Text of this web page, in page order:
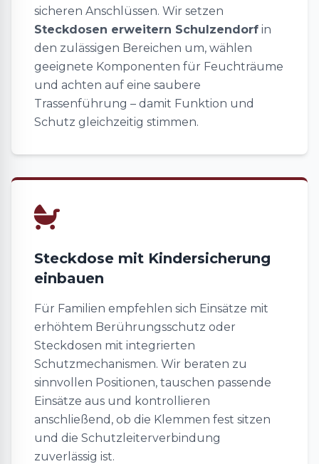
sicheren Anschlüssen. Wir setzen
Steckdosen erweitern Schulzendorf in
den zulässigen Bereichen um, wählen
geeignete Komponenten für Feuchträume
und achten auf eine saubere
Trassenführung – damit Funktion und
Schutz gleichzeitig stimmen.
Steckdose mit Kindersicherung
einbauen
Für Familien empfehlen sich Einsätze mit
erhöhtem Berührungsschutz oder
Steckdosen mit integrierten
Schutzmechanismen. Wir beraten zu
sinnvollen Positionen, tauschen passende
Einsätze aus und kontrollieren
anschließend, ob die Klemmen fest sitzen
und die Schutzleiterverbindung
zuverlässig ist.